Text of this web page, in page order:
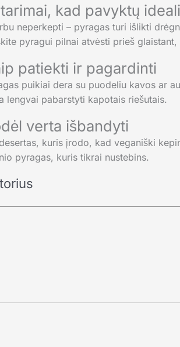
kad pavyktų
neperkepti – pyragas turi išlikti
pyragui pilnai atvėsti prieš
patiekti ir pagardinti
puikiai dera su puodeliu kavos ar
lengvai pabarstyti kapotais riešutais.
verta išbandyti
kuris įrodo, kad veganiški
pyragas, kuris tikrai nustebins.